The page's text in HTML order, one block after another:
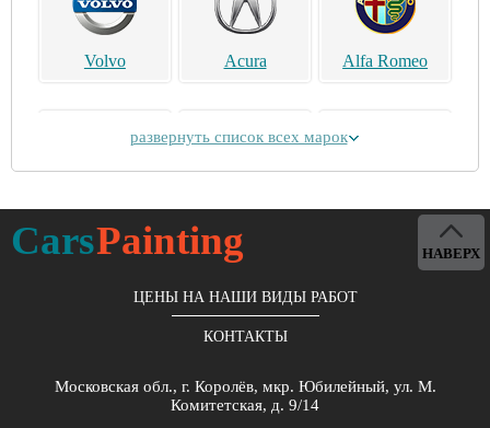
Volvo Acura Alfa Romeo
развернуть список всех марок
CarsPainting
ЦЕНЫ НА НАШИ ВИДЫ РАБОТ
КОНТАКТЫ
Московская обл., г. Королёв, мкр. Юбилейный, ул. М.
Комитетская, д. 9/14
НАВЕРХ